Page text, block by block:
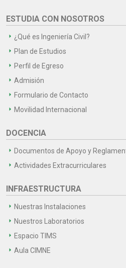
ESTUDIA CON NOSOTROS
¿Qué es Ingeniería Civil?
Plan de Estudios
Perfil de Egreso
Admisión
Formulario de Contacto
Movilidad Internacional
DOCENCIA
Documentos de Apoyo y
Actividades Extracurriculares
INFRAESTRUCTURA
Nuestras Instalaciones
Nuestros Laboratorios
Espacio TIMS
Aula CIMNE